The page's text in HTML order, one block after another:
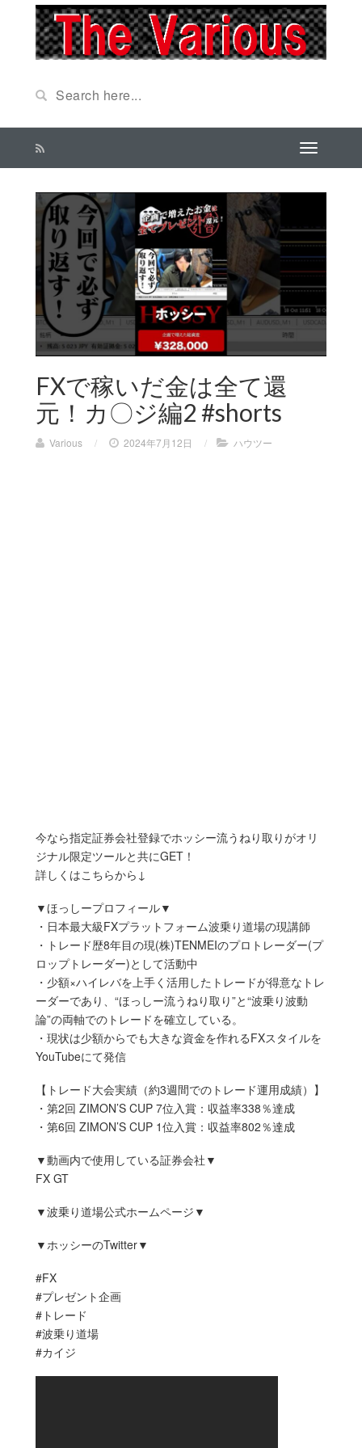
FXで稼いだ金は全て還
元！カ〇ジ編2 #shorts
Various / 2024年7月12日 / ハウツー
今なら指定証券会社登録でホッシー流うねり取りがオリ
ジナル限定ツールと共にGET！
詳しくはこちらから↓
▼ほっしープロフィール▼
・日本最大級FXプラットフォーム波乗り道場の現講師
・トレード歴8年目の現(株)TENMEIのプロトレーダー(プ
ロップトレーダー)として活動中
・少額×ハイレバを上手く活用したトレードが得意なトレ
ーダーであり、“ほっしー流うねり取り”と“波乗り波動
論”の両軸でのトレードを確立している。
・現状は少額からでも大きな資金を作れるFXスタイルを
YouTubeにて発信
【トレード大会実績（約3週間でのトレード運用成績）】
・第2回 ZIMON’S CUP 7位入賞：収益率338％達成
・第6回 ZIMON’S CUP 1位入賞：収益率802％達成
▼動画内で使用している証券会社▼
FX GT
▼波乗り道場公式ホームページ▼
▼ホッシーのTwitter▼
#FX
#プレゼント企画
#トレード
#波乗り道場
#カイジ